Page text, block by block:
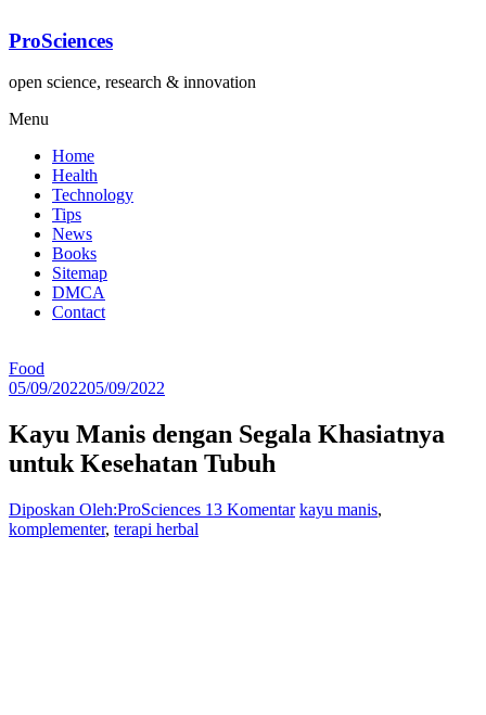
ke
konten
ProSciences
open science, research & innovation
Menu
Home
Health
Technology
Tips
News
Books
Sitemap
DMCA
Contact
Food
05/09/202205/09/2022
Kayu Manis dengan Segala Khasiatnya
untuk Kesehatan Tubuh
Diposkan Oleh:ProSciences 13 Komentar kayu manis,
komplementer, terapi herbal